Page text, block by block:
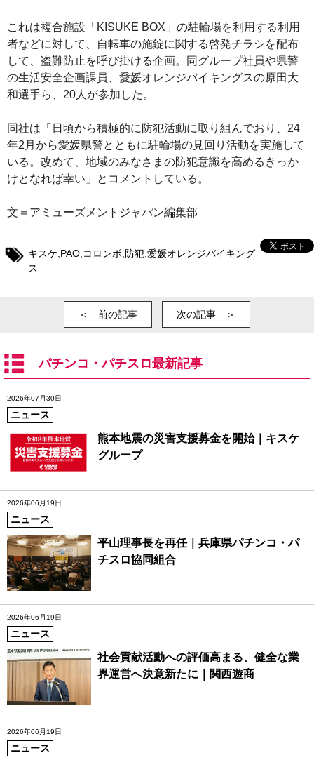
これは複合施設「KISUKE BOX」の駐輪場を利用する利用
者などに対して、自転車の施錠に関する啓発チラシを配布
して、盗難防止を呼び掛ける企画。同グループ社員や県警
の生活安全企画課員、愛媛オレンジバイキングスの原田大
和選手ら、20人が参加した。
同社は「日頃から積極的に防犯活動に取り組んでおり、24
年2月から愛媛県警とともに駐輪場の見回り活動を実施して
いる。改めて、地域のみなさまの防犯意識を高めるきっか
けとなれば幸い」とコメントしている。
文＝アミューズメントジャパン編集部
キスケ PAO コロンボ 防犯 愛媛オレンジバイキング
ス
＜ 前の記事 次の記事 ＞
パチンコ・パチスロ最新記事
2026年07月30日
ニュース
熊本地震の災害支援募金を開始｜キスケ
グループ
2026年06月19日
ニュース
平山理事長を再任｜兵庫県パチンコ・パ
チスロ協同組合
2026年06月19日
ニュース
社会貢献活動への評価高まる、健全な業
界運営へ決意新たに｜関西遊商
2026年06月19日
ニュース